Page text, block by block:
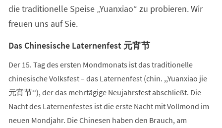
die traditionelle Speise „Yuanxiao“ zu probieren. Wir
freuen uns auf Sie.
Das Chinesische Laternenfest 元宵节
Der 15. Tag des ersten Mondmonats ist das traditionelle
chinesische Volksfest – das Laternenfest (chin. ,,Yuanxiao jie
元宵节‘‘), der das mehrtägige Neujahrsfest abschließt. Die
Nacht des Laternenfestes ist die erste Nacht mit Vollmond im
neuen Mondjahr. Die Chinesen haben den Brauch, am